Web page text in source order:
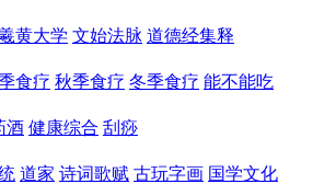
黄大学 文始法脉 道德经集释
食疗 秋季食疗 冬季食疗 能不能吃
酒 健康综合 刮痧
道家 诗词歌赋 古玩字画 国学文化